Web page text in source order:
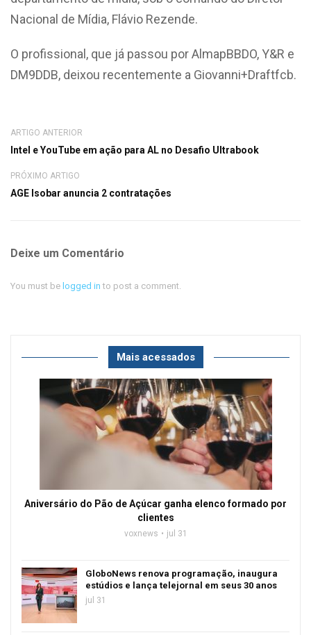
Nacional de Mídia, Flávio Rezende.
O profissional, que já passou por AlmapBBDO, Y&R e
DM9DDB, deixou recentemente a Giovanni+Draftfcb.
ARTIGO ANTERIOR
Intel e YouTube em ação para AL no Desafio Ultrabook
PRÓXIMO ARTIGO
AGE Isobar anuncia 2 contratações
Deixe um Comentário
You must be logged in to post a comment.
Mais acessados
Aniversário do Pão de Açúcar ganha elenco formado por
clientes
voxnews jul 31
GloboNews renova programação, inaugura
estúdios e lança telejornal em seus 30 anos
jul 31